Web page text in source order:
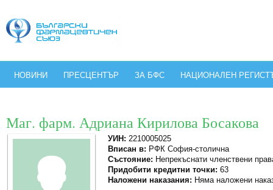
НОВИНИ ПРЕСЦЕНТЪР ЗА БФС НАЦИОНАЛЕН
Маг. фарм. Адриана Кирилова Босакова
УИН: 2210005025
Вписан в: РФК София-столична
Състояние: Непрекъснати членствени
Придобити кредитни точки: 63
Наложени наказания: Няма наложени